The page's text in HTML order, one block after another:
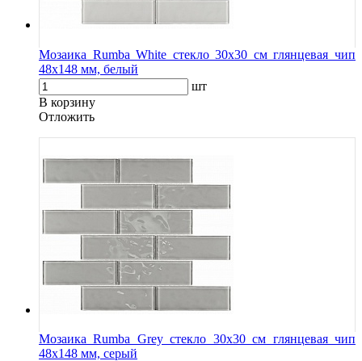
Мозаика Rumba White стекло 30х30 см глянцевая чип
48х148 мм, белый
шт
В корзину
Oтложить
Мозаика Rumba Grey стекло 30х30 см глянцевая чип
48х148 мм, серый